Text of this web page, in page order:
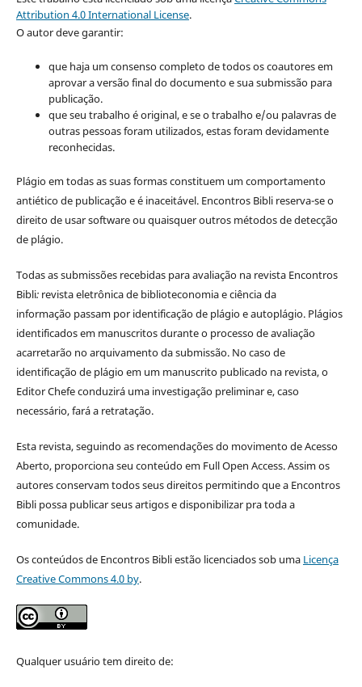
Attribution 4.0 International License.
O autor deve garantir:
que haja um consenso completo de todos os coautores em
aprovar a versão final do documento e sua submissão para
publicação.
que seu trabalho é original, e se o trabalho e/ou palavras de
outras pessoas foram utilizados, estas foram devidamente
reconhecidas.
Plágio em todas as suas formas constituem um comportamento
antiético de publicação e é inaceitável. Encontros Bibli reserva-se o
direito de usar software ou quaisquer outros métodos de detecção
de plágio.
Todas as submissões recebidas para avaliação na revista Encontros
Bibli: revista eletrônica de biblioteconomia e ciência da
informaçãopassam por identificação de plágio e autoplágio. Plágios
identificados em manuscritos durante o processo de avaliação
acarretarão no arquivamento da submissão. No caso de
identificação de plágio em um manuscrito publicado na revista, o
Editor Chefe conduzirá uma investigação preliminar e, caso
necessário, fará a retratação.
Esta revista, seguindo as recomendações do movimento de Acesso
Aberto, proporciona seu conteúdo em Full Open Access. Assim os
autores conservam todos seus direitos permitindo que a Encontros
Bibli possa publicar seus artigos e disponibilizar pra toda a
comunidade.
Os conteúdos de Encontros Bibli estão licenciados sob uma Licença
Creative Commons 4.0 by.
Qualquer usuário tem direito de: